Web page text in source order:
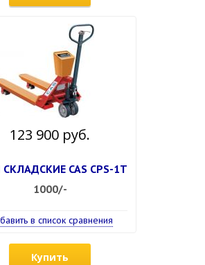
123 900 руб.
CAS CPS-1T
1000/-
в список сравнения
Купить